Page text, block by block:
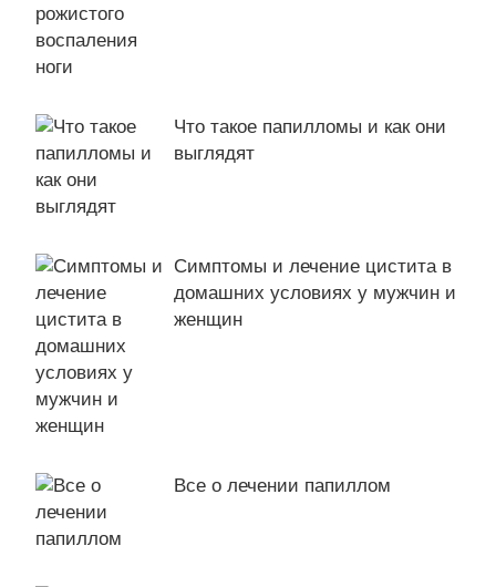
Что такое папилломы и как они
выглядят
Симптомы и лечение цистита в
домашних условиях у мужчин и
женщин
Все о лечении папиллом